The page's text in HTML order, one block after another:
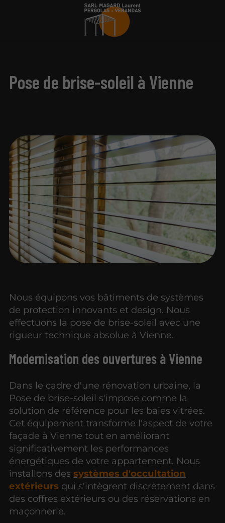
Pose de brise-soleil à Vienne
Nous équipons vos bâtiments de systèmes
de protection innovants et design. Nous
effectuons la pose de brise-soleil avec une
rigueur technique absolue à Vienne.
Modernisation des ouvertures à Vienne
Dans le cadre d'une rénovation urbaine, la
Pose de brise-soleil s'impose comme la
solution de référence pour les baies vitrées.
Cet équipement transforme l'aspect de votre
façade à Vienne tout en améliorant
significativement les performances
énergétiques de votre appartement. Nous
installons dessystèmes d'occultation
extérieurs qui s'intègrent discrètement dans
des coffres extérieurs ou des réservations en
maçonnerie.